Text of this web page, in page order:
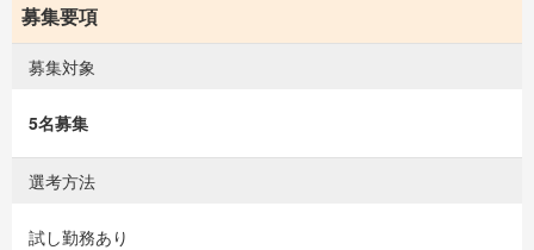
募集要項
募集対象
5名募集
選考方法
試し勤務あり